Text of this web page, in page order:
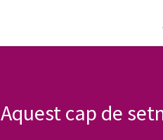
Aquest cap de